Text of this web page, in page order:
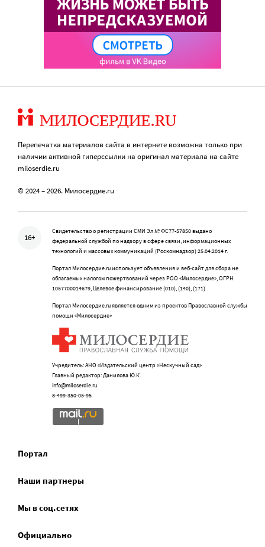
Перепечатка материалов сайта в интернете возможна только при
наличии активной гиперссылки на оригинал материала на сайте
miloserdie.ru
© 2024 – 2026. Милосердие.ru
16+
Свидетельство о регистрации СМИ Эл № ФС77-57850 выдано
федеральной службой по надзору в сфере связи, информационных
технологий и массовых коммуникаций (Роскомнадзор) 25.04.2014 г.
Портал Милосердие.ru использует объявления и веб-сайт для сбора не
облагаемых налогом пожертвований через РОО «Милосердие», ОГРН
1057700014679, Целевое финансирование (010), (140), (171)
Портал Милосердие.ru является одним из проектов Православной службы
помощи «Милосердие»
Учредитель: АНО «Издательский центр «Нескучный сад»
Главный редактор: Данилова Ю.К.
info@miloserdie.ru
8-499-350-05-95
Портал
Наши партнеры
Мы в соц.сетях
Официально